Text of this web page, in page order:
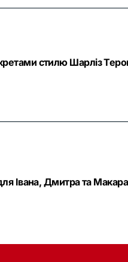
стилю Шарліз
Івана, Дмитра та Макара